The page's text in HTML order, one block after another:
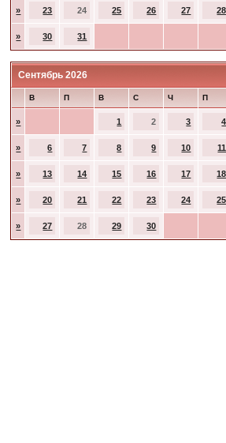
» 23 24 25 26 27 28
» 30 31
Сентябрь 2026
В П В С Ч П
» 1 2 3 4
» 6 7 8 9 10 11
» 13 14 15 16 17 18
» 20 21 22 23 24 25
» 27 28 29 30